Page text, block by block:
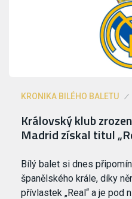
KRONIKA BILÉHO BALETU
Královský klub
Madrid získal titul
Bílý balet si dnes
španělského krále, díky
přívlastek „Real“ a je pod